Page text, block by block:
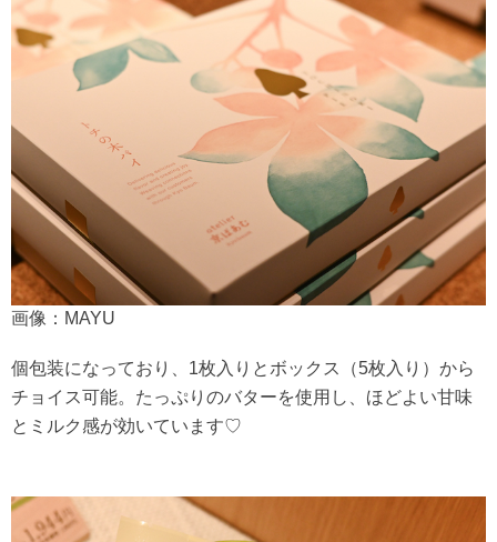
画像：MAYU
個包装になっており、1枚入りとボックス（5枚入り）から
チョイス可能。たっぷりのバターを使用し、ほどよい甘味
とミルク感が効いています♡